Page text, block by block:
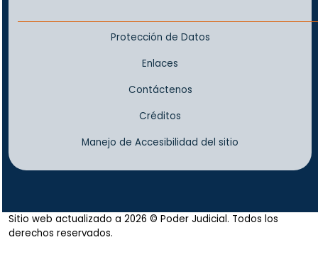
Protección de Datos
Enlaces
Contáctenos
Créditos
Manejo de Accesibilidad del sitio
Sitio web actualizado a 2026 © Poder Judicial. Todos los
derechos reservados.